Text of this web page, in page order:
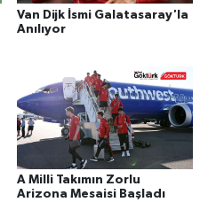
Van Dijk İsmi Galatasaray'la
Anılıyor
A Milli Takımın Zorlu
Arizona Mesaisi Başladı